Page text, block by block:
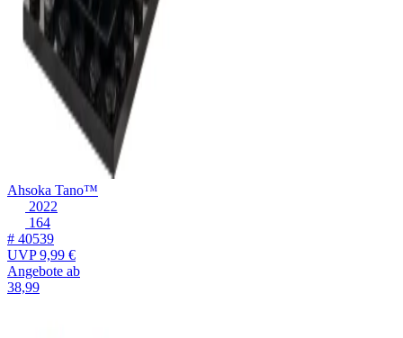
Ahsoka Tano™
2022
164
# 40539
UVP9,99 €
Angebote ab
38,99